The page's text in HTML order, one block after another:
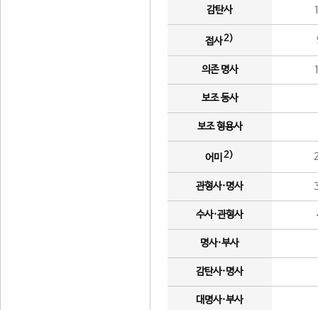
감탄사
접사2)
의존 명사
보조 동사
보조 형용사
어미 2)
관형사·명사
수사·관형사
명사·부사
감탄사·명사
대명사·부사